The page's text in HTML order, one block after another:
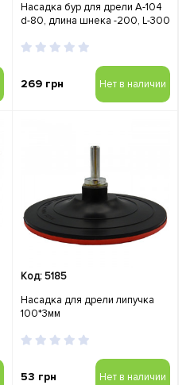
Насадка бур для дрели А-104
d-80, длина шнека -200, L-300
269 грн Нет в наличии
Код: 5185
Насадка для дрели липучка
100*3мм
53 грн Нет в наличии